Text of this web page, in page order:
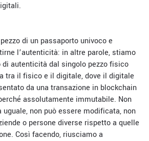
di un passaporto univoco e
l’autenticità: in altre parole, stiamo
autenticità dal singolo pezzo fisico
tra il fisico e il digitale, dove il digitale
da una transazione in blockchain
assolutamente immutabile. Non
uguale, non può essere modificata, non
o persone diverse rispetto a quelle
Così facendo, riusciamo a